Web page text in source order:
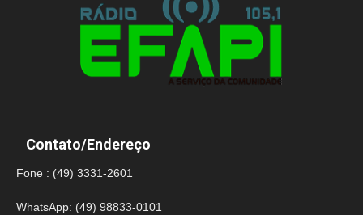
Contato/Endereço
Fone : (49) 3331-2601
WhatsApp: (49) 98833-0101